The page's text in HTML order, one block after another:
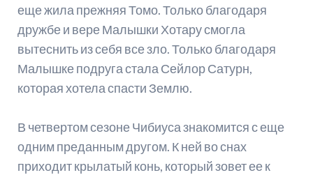
еще жила прежняя Томо. Только благодаря
дружбе и вере Малышки Хотару смогла
вытеснить из себя все зло. Только благодаря
Малышке подруга стала Сейлор Сатурн,
которая хотела спасти Землю.
В четвертом сезоне Чибиуса знакомится с еще
одним преданным другом. К ней во снах
приходит крылатый конь, который зовет ее к